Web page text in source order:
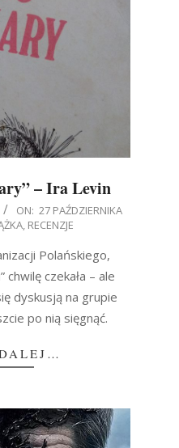
– Ira Levin
ON: 27 PAŹDZIERNIKA
, RECENZJE
Polańskiego,
chwilę czekała – ale
dyskusją na grupie
po nią sięgnąć.